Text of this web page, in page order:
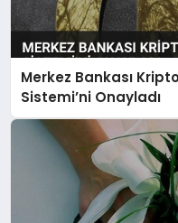
Merkez Bankası
Sistemi’ni Onayladı